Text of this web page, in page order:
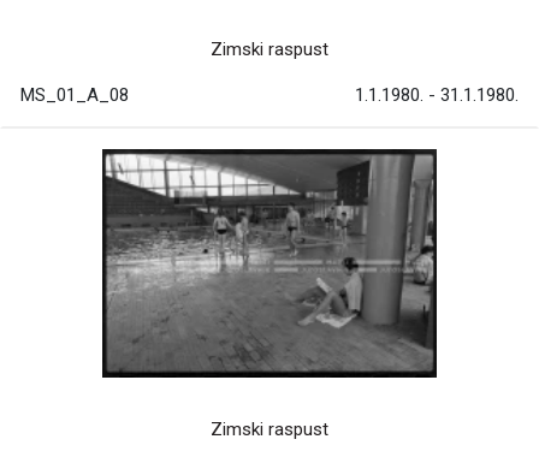
Zimski raspust
MS_01_A_08 1.1.1980. - 31.1.1980.
Zimski raspust